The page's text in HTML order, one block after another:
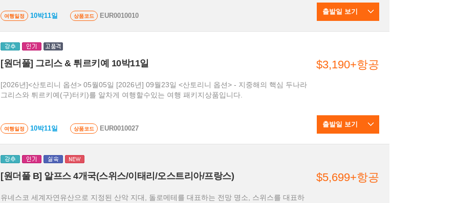
정적이지만 솔직하고 직선적인 성격을 잘 나타냅니다. 그 정열을 마음껏 공유할 수 있는 여행상
품!!
여행일정 10박11일 상품코드 EUR0010010
출발일 보기
[원더풀] 그리스 & 튀르키예 10박11일
[2026년]<산토리니 옵션> 05월05일 [2026년] 09월23일 <산토리니 옵션> - 지중해의 핵심 두나라
그리스와 튀르키예(구)터키)를 알차게 여행할수있는 여행 패키지상품입니다.
여행일정 10박11일 상품코드 EUR0010027
$3,190+항공
출발일 보기
[원더풀 B] 알프스 4개국(스위스/이태리/오스트리아/프랑스)
유네스코 세계자연유산으로 지정된 산악 지대, 돌로메테를 대표하는 전망 명소, 스위스를 대표하
$5,699+항공